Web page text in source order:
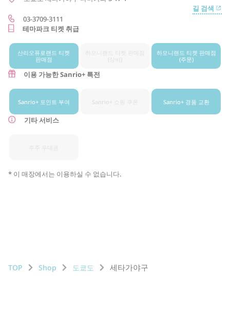
길 검색
03-3709-3111
테마파크 티켓 취급
산리오퓨로랜드 티켓
판매점
하모니랜드 티켓 판매점
(상비)
하모니랜드 티켓 판매점
(주문)
이용 가능한 Sanrio+ 특전
Sanrio+ 포인트 부여 Sanrio+ 쇼핑 쿠폰 Sanrio+ 경품 교환
기타 서비스
주주 우대권
* 이 매장에서는 이용하실 수 없습니다.
TOP Shop 도쿄도 세타가야구